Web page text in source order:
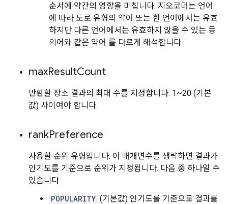
순서에 약간의 영향을 미칩니다. 지오코더는 언어
에 따라 도로 유형의 약어 또는 한 언어에서는 유효
하지만 다른 언어에서는 유효하지 않을 수 있는 동
의어와 같은 약어 를 다르게 해석합니다.
maxResultCount
반환할 장소 결과의 최대 수를 지정합니다. 1~20 (기본
값) 사이여야 합니다.
rankPreference
사용할 순위 유형입니다. 이 매개변수를 생략하면 결과가
인기도를 기준으로 순위가 지정됩니다. 다음 중 하나일 수
있습니다.
POPULARITY (기본값) 인기도를 기준으로 결과를